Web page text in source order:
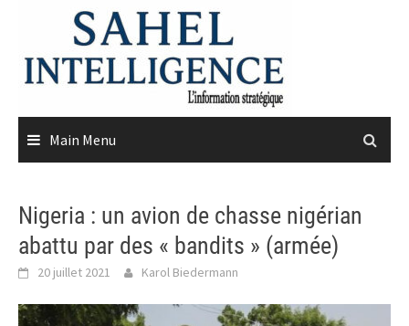
content
Main Menu
Nigeria : un avion de chasse nigérian
abattu par des « bandits » (armée)
20 juillet 2021 Karol Biedermann